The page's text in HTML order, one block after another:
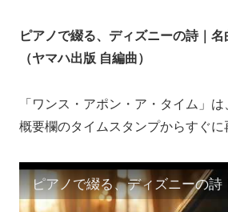
ピアノで綴る、ディズニーの詩｜
（ヤマハ出版 自編曲）
「ワンス・アポン・ア・タイム」は
概要欄のタイムスタンプからすぐに